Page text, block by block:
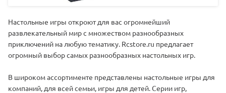
Настольные игры откроют для вас огромнейший
развлекательный мир с множеством разнообразных
приключений на любую тематику. Rcstore.ru предлагает
огромный выбор самых разнообразных настольных игр.
В широком ассортименте представлены настольные игры для
компаний, для всей семьи, игры для детей. Серии игр,